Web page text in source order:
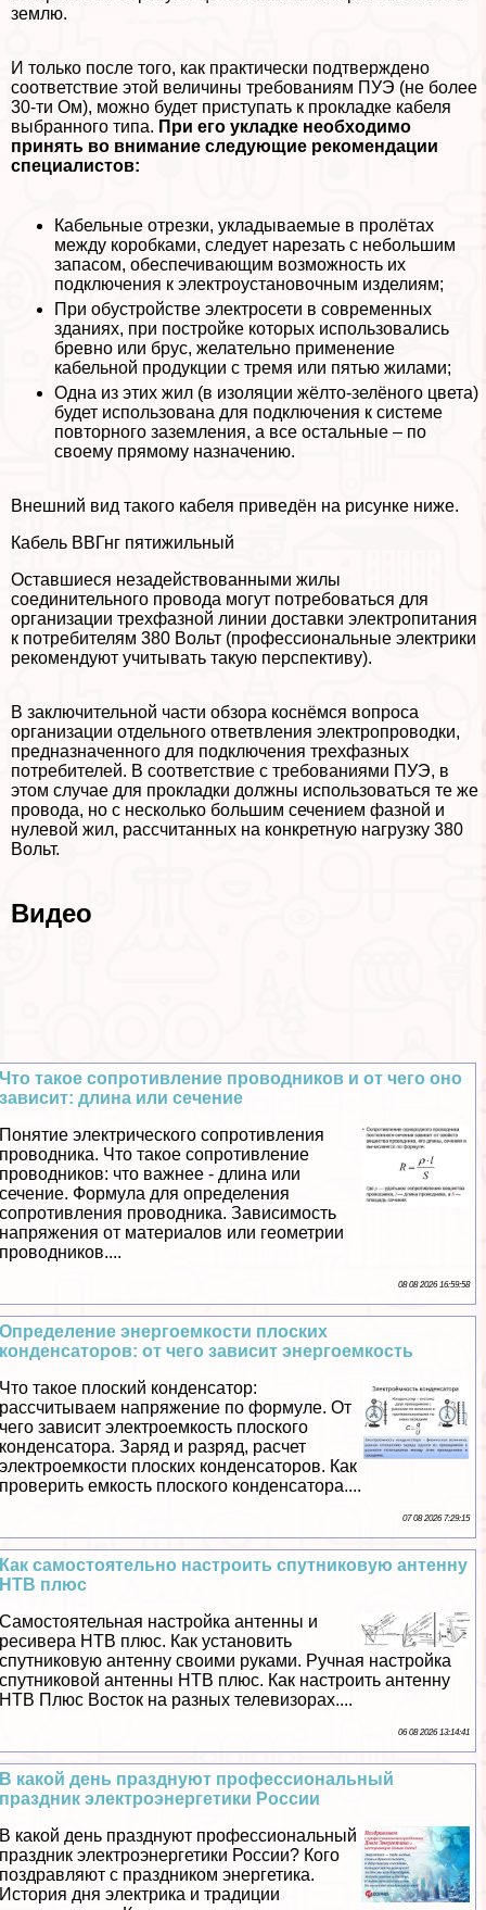
землю.
И только после того, как пpaктически подтверждено
соответствие этой величины требованиям ПУЭ (не более
30-ти Ом), можно будет приступать к прокладке кабеля
выбранного типа. При его укладке необходимо
принять во внимание следующие рекомендации
специалистов:
Кабельные отрезки, укладываемые в пролётах
между коробками, следует нарезать с небольшим
запасом, обеспечивающим возможность их
подключения к электроустановочным изделиям;
При обустройстве электросети в современных
зданиях, при постройке которых использовались
бревно или брус, желательно применение
кабельной продукции с тремя или пятью жилами;
Одна из этих жил (в изоляции жёлто-зелёного цвета)
будет использована для подключения к системе
повторного заземления, а все остальные – по
своему прямому назначению.
Внешний вид такого кабеля приведён на рисунке ниже.
Кабель ВВГнг пятижильный
Оставшиеся незадействованными жилы
соединительного провода могут потребоваться для
организации трехфазной линии доставки электропитания
к потребителям 380 Вольт (профессиональные электрики
рекомендуют учитывать такую перспективу).
В заключительной части обзора коснёмся вопроса
организации отдельного ответвления электропроводки,
предназначенного для подключения трехфазных
потребителей. В соответствие с требованиями ПУЭ, в
этом случае для прокладки должны использоваться те же
провода, но с несколько большим сечением фазной и
нулевой жил, рассчитанных на конкретную нагрузку 380
Вольт.
Видео
Что такое сопротивление проводников и от чего оно
зависит: длина или сечение
Понятие электрического сопротивления
проводника. Что такое сопротивление
проводников: что важнее - длина или
сечение. Формула для определения
сопротивления проводника. Зависимость
напряжения от материалов или геометрии
проводников....
08 08 2026 16:59:58
Определение энергоемкости плоских
конденсаторов: от чего зависит энергоемкость
Что такое плоский конденсатор:
рассчитываем напряжение по формуле. От
чего зависит электроемкость плоского
конденсатора. Заряд и разряд, расчет
электроемкости плоских конденсаторов. Как
проверить емкость плоского конденсатора....
07 08 2026 7:29:15
Как самостоятельно настроить спутниковую антенну
НТВ плюс
Самостоятельная настройка антенны и
ресивера НТВ плюс. Как установить
спутниковую антенну своими руками. Ручная настройка
спутниковой антенны НТВ плюс. Как настроить антенну
НТВ Плюс Восток на разных телевизорах....
06 08 2026 13:14:41
В какой день празднуют профессиональный
праздник электроэнергетики России
В какой день празднуют профессиональный
праздник электроэнергетики России? Кого
поздравляют с праздником энергетика.
История дня электрика и традиции